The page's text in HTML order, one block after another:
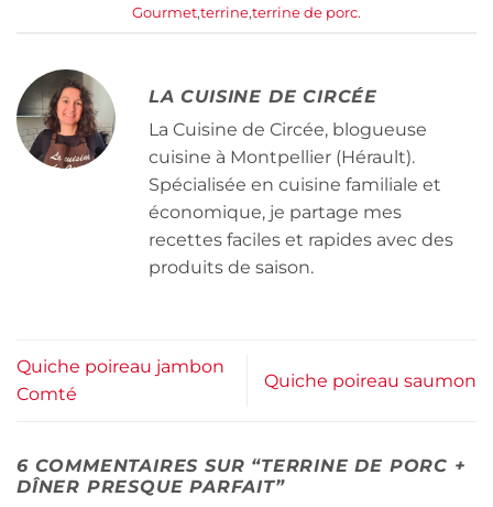
Gourmet,terrine,terrine de porc.
LA CUISINE DE CIRCÉE
La Cuisine de Circée, blogueuse
cuisine à Montpellier (Hérault).
Spécialisée en cuisine familiale et
économique, je partage mes
recettes faciles et rapides avec des
produits de saison.
Quiche poireau jambon
Comté
Quiche poireau saumon
6 COMMENTAIRES SUR “TERRINE DE PORC +
DÎNER PRESQUE PARFAIT”